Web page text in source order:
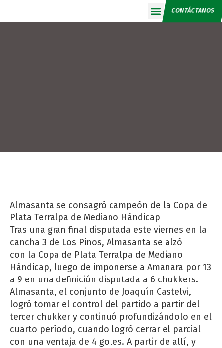
CONTÁCTANOS
Almasanta se consagró campeón de la Copa de
Plata Terralpa de Mediano Hándicap
Tras una gran final disputada este viernes en la
cancha 3 de Los Pinos, Almasanta se alzó
con la Copa de Plata Terralpa de Mediano
Hándicap, luego de imponerse a Amanara por 13
a 9 en una definición disputada a 6 chukkers.
Almasanta, el conjunto de Joaquín Castelvi,
logró tomar el control del partido a partir del
tercer chukker y continuó profundizándolo en el
cuarto período, cuando logró cerrar el parcial
con una ventaja de 4 goles. A partir de allí, y